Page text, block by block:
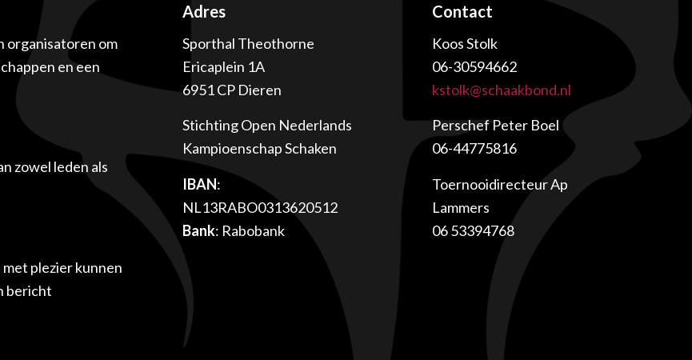
organisatoren om
en een
zowel leden als
plezier kunnen
bericht
Adres
Sporthal Theothorne
Ericaplein 1A
6951 CP Dieren
Stichting Open Nederlands
Kampioenschap Schaken
IBAN:
NL13RABO0313620512
Bank: Rabobank
Contact
Koos Stolk
06-30594662
kstolk@schaakbond.nl
Perschef Peter Boel
06-44775816
Toernooidirecteur Ap
Lammers
06 53394768